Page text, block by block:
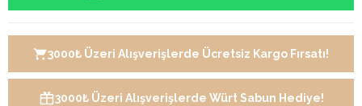
3000₺ Üzeri Alışverişlerde Ücretsiz Kargo Fırsatı!
3000₺ Üzeri Alışverişlerde Würt Sabun Hediye!